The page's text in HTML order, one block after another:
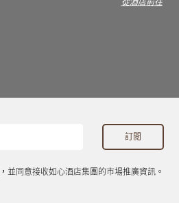
從酒店前往
，並同意接收如心酒店集團的市場推廣資訊。